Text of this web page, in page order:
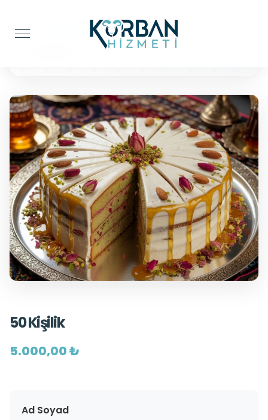
Pasta İkramı
50 Kişilik
5.000,00 ₺
Ad Soyad